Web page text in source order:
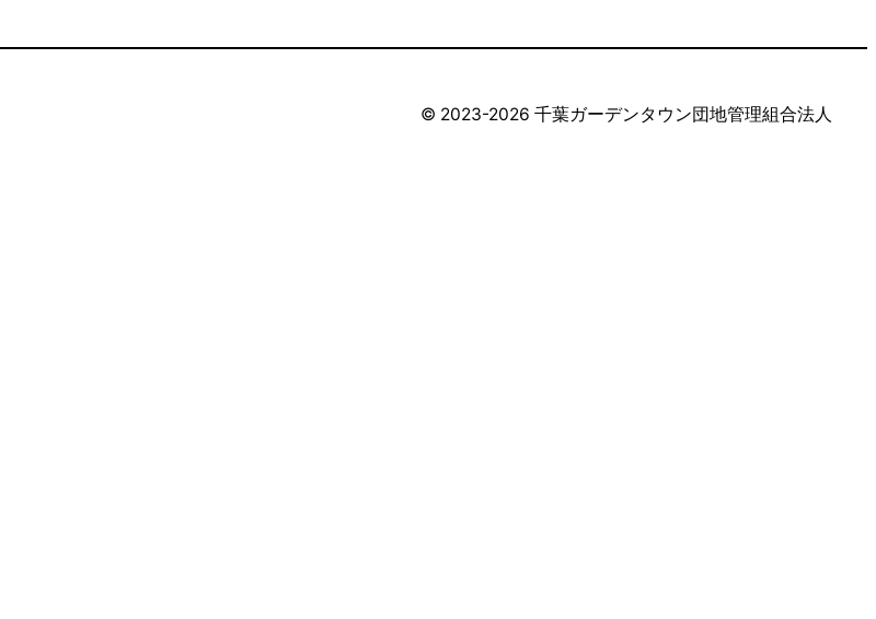
©︎ 2023-2026 千葉ガーデンタウン団地管理組合法人